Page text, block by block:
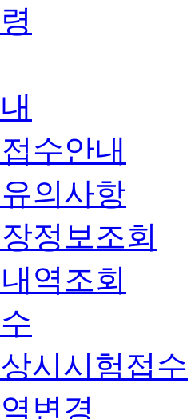
수안내
의사항
정보조회
역조회
시시험접수
변경